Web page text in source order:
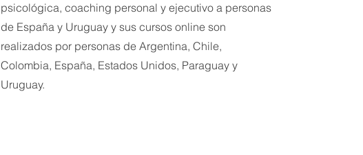
psicológica, coaching personal y ejecutivo a personas
de España y Uruguay y sus cursos online son
realizados por personas de Argentina, Chile,
Colombia, España, Estados Unidos, Paraguay y
Uruguay.